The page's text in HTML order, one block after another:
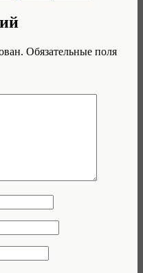
Обязательные поля